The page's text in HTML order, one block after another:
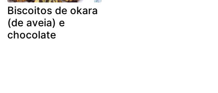
Biscoitos de okara
(de aveia) e
chocolate